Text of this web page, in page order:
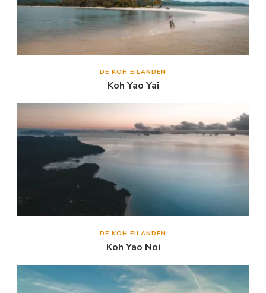
DE KOH EILANDEN
Koh Yao Yai
DE KOH EILANDEN
Koh Yao Noi